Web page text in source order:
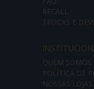
RECALL
TROCAS E
QUEM SOMOS
POLÍTICA DE
NOSSAS LOJAS